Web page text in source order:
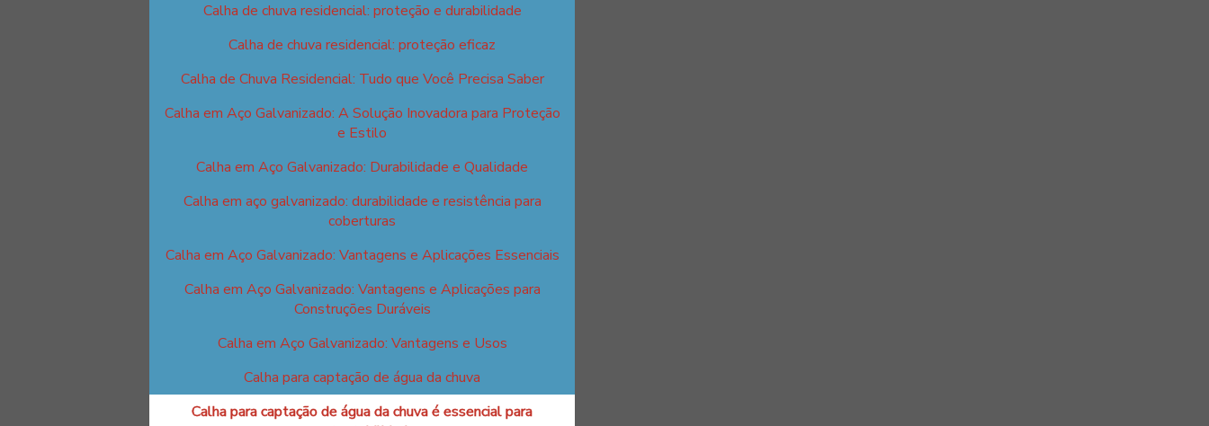
Calha de chuva residencial: proteção e durabilidade
Calha de chuva residencial: proteção eficaz
Calha de Chuva Residencial: Tudo que Você Precisa Saber
Calha em Aço Galvanizado: A Solução Inovadora para Proteção
e Estilo
Calha em Aço Galvanizado: Durabilidade e Qualidade
Calha em aço galvanizado: durabilidade e resistência para
coberturas
Calha em Aço Galvanizado: Vantagens e Aplicações Essenciais
Calha em Aço Galvanizado: Vantagens e Aplicações para
Construções Duráveis
Calha em Aço Galvanizado: Vantagens e Usos
Calha para captação de água da chuva
Calha para captação de água da chuva é essencial para